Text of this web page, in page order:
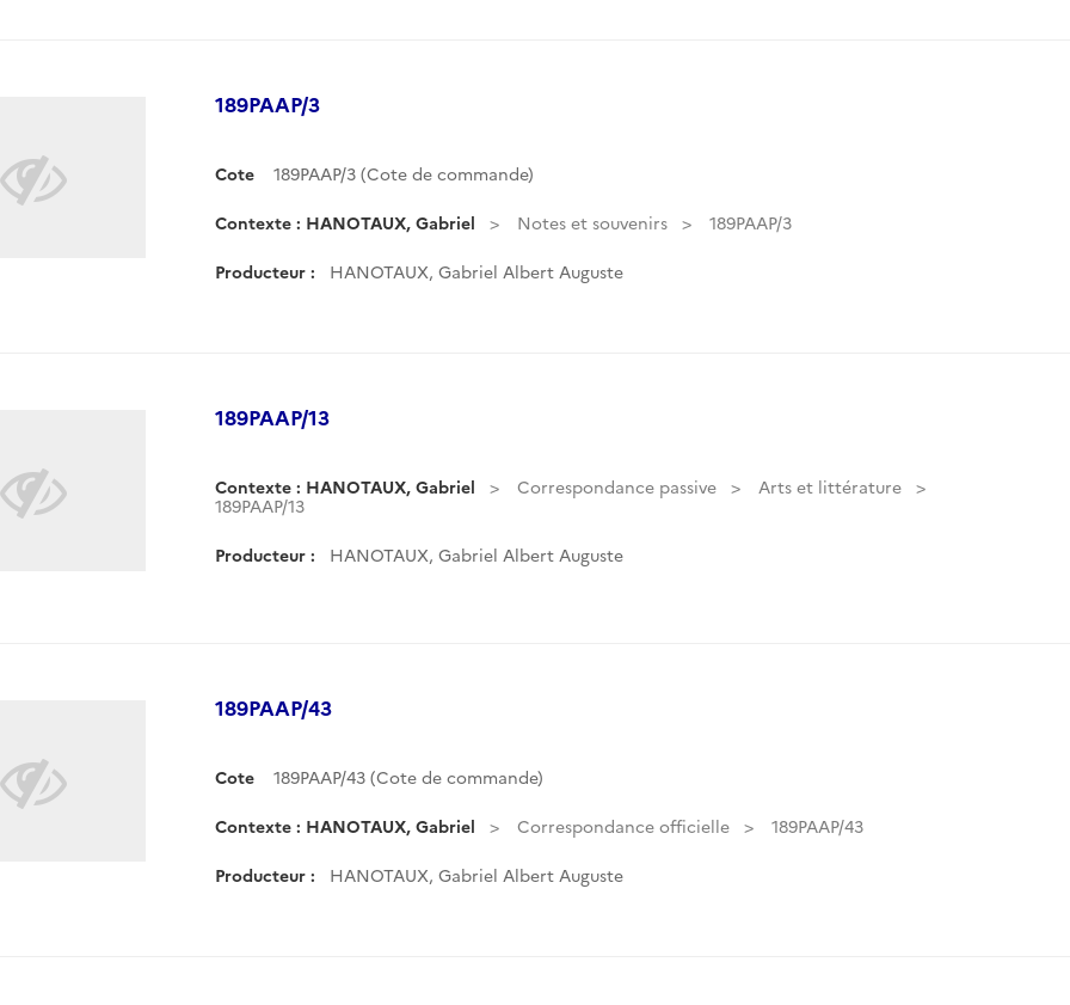
189PAAP/3
Cote 189PAAP/3 (Cote de commande)
Contexte : HANOTAUX, Gabriel Notes et souvenirs 189PAAP/3
Producteur : HANOTAUX, Gabriel Albert Auguste
189PAAP/13
Contexte : HANOTAUX, Gabriel Correspondance passive
Arts et littérature
189PAAP/13
Producteur : HANOTAUX, Gabriel Albert Auguste
189PAAP/43
Cote 189PAAP/43 (Cote de commande)
Contexte : HANOTAUX, Gabriel Correspondance officielle 189PAAP/43
Producteur : HANOTAUX, Gabriel Albert Auguste